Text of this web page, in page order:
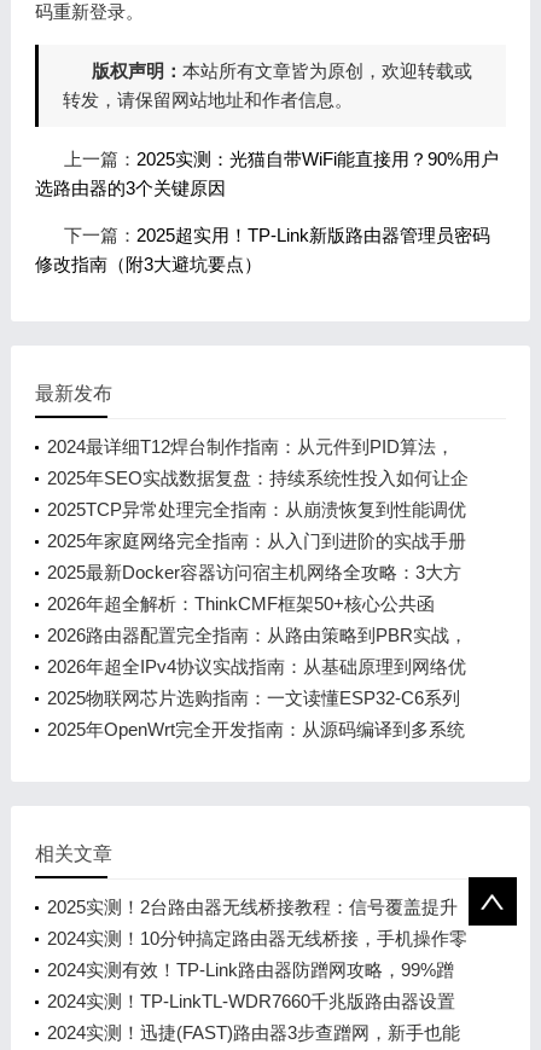
码重新登录。
版权声明： 本站所有文章皆为原创，欢迎转载或
转发，请保留网站地址和作者信息。
上一篇： 2025实测：光猫自带WiFi能直接用？90%用户
选路由器的3个关键原因
下一篇： 2025超实用！TP-Link新版路由器管理员密码
修改指南（附3大避坑要点）
最新发布
2024最详细T12焊台制作指南：从元件到PID算法，
新手也能看懂的STM32实战教程
2025年SEO实战数据复盘：持续系统性投入如何让企
业站排名稳增120%
2025TCP异常处理完全指南：从崩溃恢复到性能调优
2025年家庭网络完全指南：从入门到进阶的实战手册
2025最新Docker容器访问宿主机网络全攻略：3大方
案+10个避坑技巧，新手也能秒懂
2026年超全解析：ThinkCMF框架50+核心公共函
数，新手小白也能秒懂的实用指南
2026路由器配置完全指南：从路由策略到PBR实战，
小白也能看懂的网络优化手册
2026年超全IPv4协议实战指南：从基础原理到网络优
化
2025物联网芯片选购指南：一文读懂ESP32-C6系列
的4大核心优势与10项实用技巧
2025年OpenWrt完全开发指南：从源码编译到多系统
相关文章
2025实测！2台路由器无线桥接教程：信号覆盖提升
80%（附避坑+实操逻辑）
2024实测！10分钟搞定路由器无线桥接，手机操作零
门槛（覆盖成功率98%）
2024实测有效！TP-Link路由器防蹭网攻略，99%蹭
网设备被拦截
2024实测！TP-LinkTL-WDR7660千兆版路由器设置
指南（含恢复出厂后配置）
2024实测！迅捷(FAST)路由器3步查蹭网，新手也能